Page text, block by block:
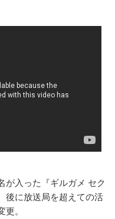
が入った『ギルガメ セク
後に放送局を超えての活
。